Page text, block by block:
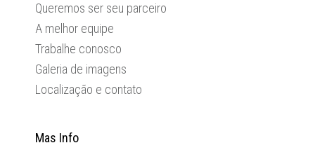
Queremos ser seu parceiro
A melhor equipe
Trabalhe conosco
Galeria de imagens
Localização e contato
Mas Info